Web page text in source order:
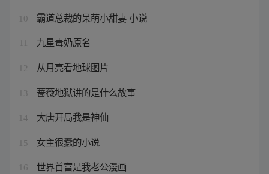
10 霸道总裁的呆萌小甜妻 小说
九星毒奶原名
12 从月亮看地球图片
13 蔷薇地狱讲的是什么故事
14 大唐开局我是神仙
15 女主很蠢的小说
16 世界首富是我老公漫画